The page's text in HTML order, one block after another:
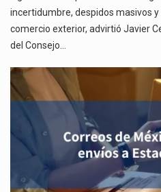
incertidumbre, despidos masivos
comercio exterior, advirtió Javier
del Consejo…